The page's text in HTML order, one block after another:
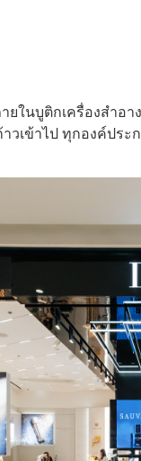
ายในบูติกเครื่องสำ
เข้าไป ทุกองค์ปร